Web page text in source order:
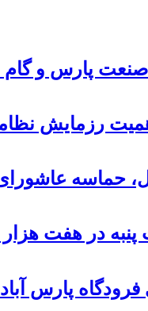
پارس و گام
رزمایش
حماسه
در هفت هزار
پارس